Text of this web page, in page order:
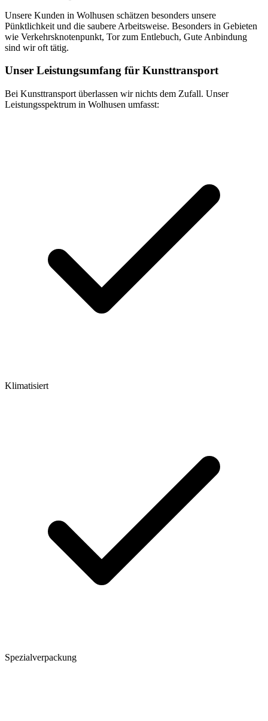
Unsere Kunden in Wolhusen schätzen besonders unsere
Pünktlichkeit und die saubere Arbeitsweise. Besonders in Gebieten
wie Verkehrsknotenpunkt, Tor zum Entlebuch, Gute Anbindung
sind wir oft tätig.
Unser Leistungsumfang für Kunsttransport
Bei Kunsttransport überlassen wir nichts dem Zufall. Unser
Leistungsspektrum in Wolhusen umfasst:
Klimatisiert
Spezialverpackung